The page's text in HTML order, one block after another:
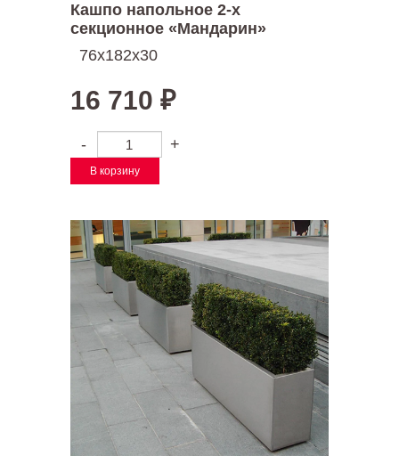
Кашпо напольное 2-х
секционное «Мандарин»
76х182х30
16 710 ₽
- +
В корзину